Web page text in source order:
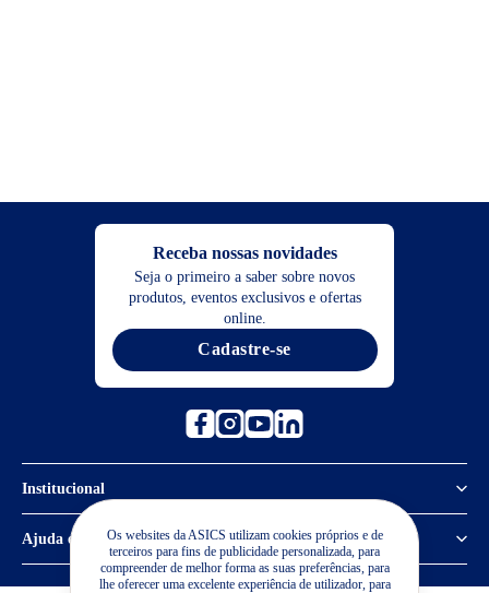
Os websites da ASICS utilizam cookies próprios e de
terceiros para fins de publicidade personalizada, para
compreender de melhor forma as suas preferências, para
lhe oferecer uma excelente experiência de utilizador, para
Receba nossas novidades
Seja o primeiro a saber sobre novos
produtos, eventos exclusivos e ofertas
online.
Cadastre-se
Institucional
Política de Privacidade
Sobre a ASICS
Ajuda e suporte
Central de Relacionamento